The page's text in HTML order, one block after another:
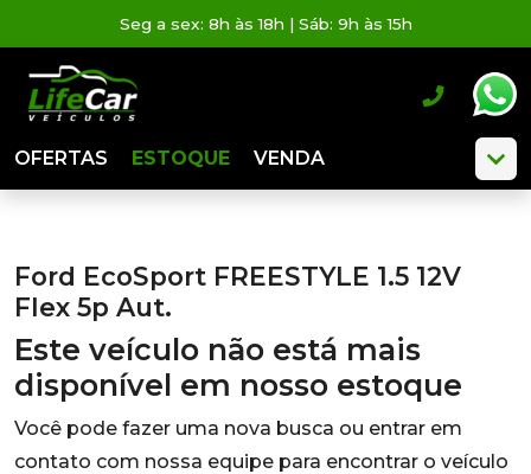
Seg a sex: 8h às 18h | Sáb: 9h às 15h
OFERTAS ESTOQUE VENDA
Ford EcoSport FREESTYLE 1.5 12V
Flex 5p Aut.
Este veículo não está mais
disponível em nosso estoque
Você pode fazer uma nova busca ou entrar em
contato com nossa equipe para encontrar o veículo